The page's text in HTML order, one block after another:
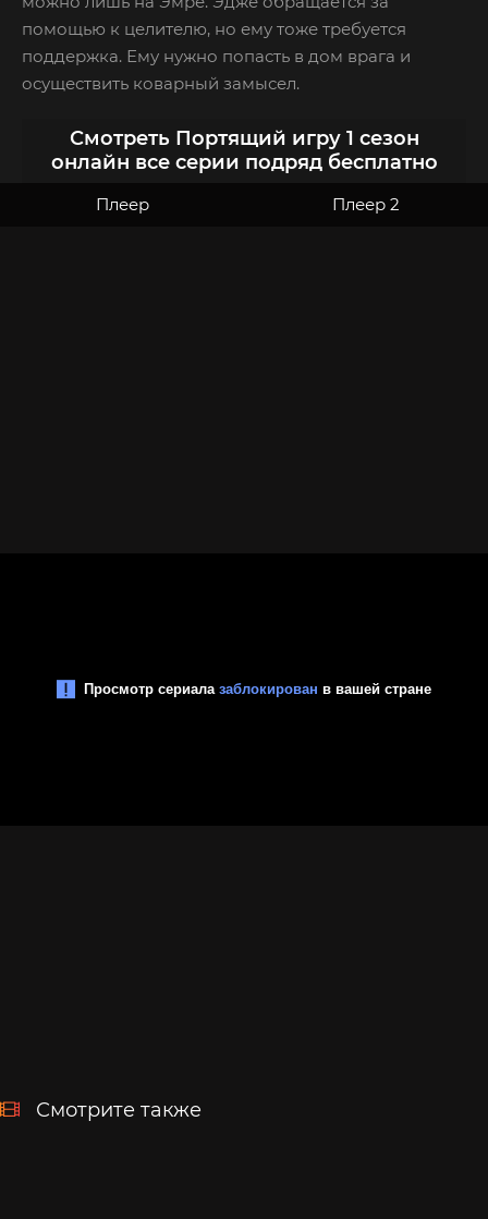
помощью к целителю, но ему тоже требуется
поддержка. Ему нужно попасть в дом врага и
осуществить коварный замысел.
Смотреть Портящий игру 1 сезон
онлайн все серии подряд бесплатно
Плеер Плеер 2
Смотрите также